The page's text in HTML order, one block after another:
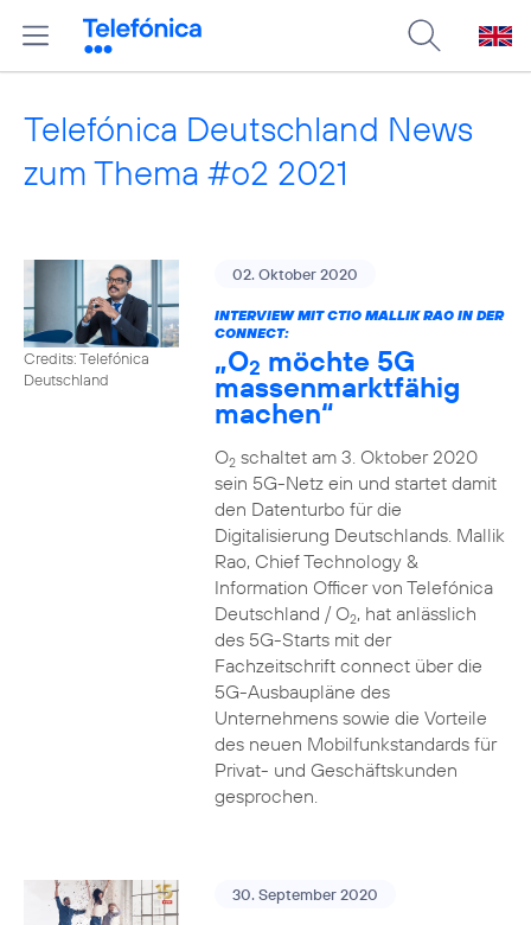
Telefónica Deutschland News
zum Thema #o2 2021
Credits: Telefónica
Deutschland
02. Oktober 2020
INTERVIEW MIT CTIO MALLIK RAO IN DER
CONNECT:
„O2 möchte 5G
massenmarktfähig
machen“
O2schaltet am 3. Oktober 2020
sein 5G-Netz ein und startet damit
den Datenturbo für die
Digitalisierung Deutschlands. Mallik
Rao, Chief Technology &
Information Officer von Telefónica
Deutschland / O2, hat anlässlich
des 5G-Starts mit der
Fachzeitschrift connect über die
5G-Ausbaupläne des
Unternehmens sowie die Vorteile
des neuen Mobilfunkstandards für
Privat- und Geschäftskunden
gesprochen.
30. September 2020